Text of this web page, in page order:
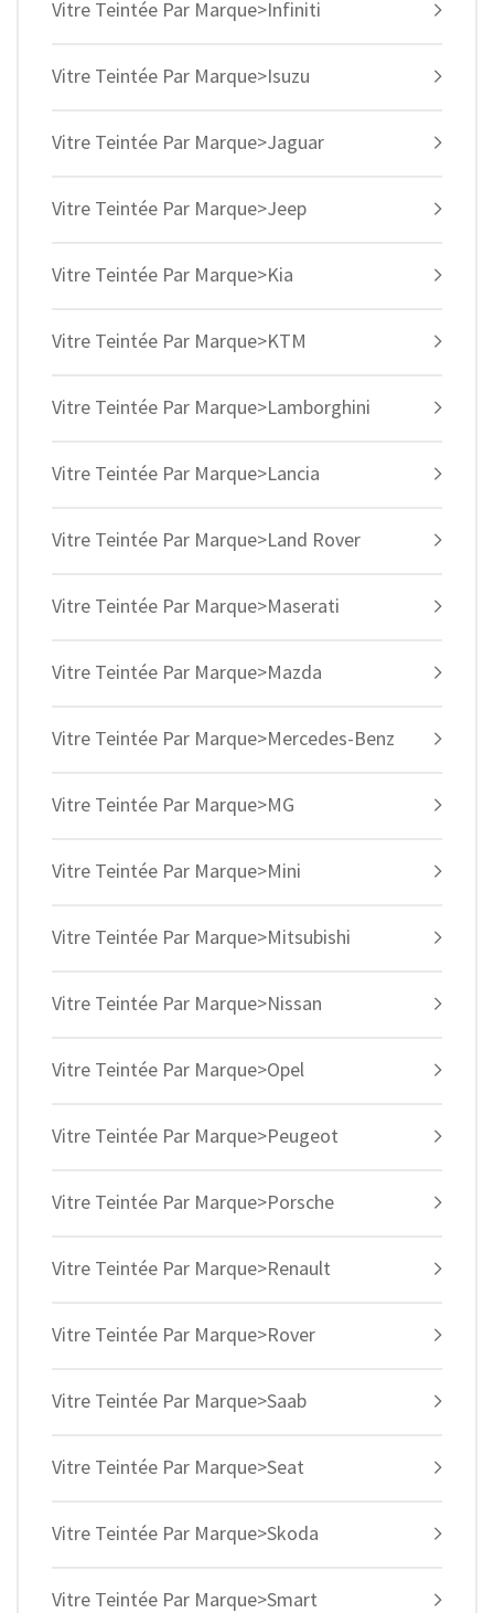
Vitre Teintée Par Marque>Infiniti
Vitre Teintée Par Marque>Isuzu
Vitre Teintée Par Marque>Jaguar
Vitre Teintée Par Marque>Jeep
Vitre Teintée Par Marque>Kia
Vitre Teintée Par Marque>KTM
Vitre Teintée Par Marque>Lamborghini
Vitre Teintée Par Marque>Lancia
Vitre Teintée Par Marque>Land Rover
Vitre Teintée Par Marque>Maserati
Vitre Teintée Par Marque>Mazda
Vitre Teintée Par Marque>Mercedes-Benz
Vitre Teintée Par Marque>MG
Vitre Teintée Par Marque>Mini
Vitre Teintée Par Marque>Mitsubishi
Vitre Teintée Par Marque>Nissan
Vitre Teintée Par Marque>Opel
Vitre Teintée Par Marque>Peugeot
Vitre Teintée Par Marque>Porsche
Vitre Teintée Par Marque>Renault
Vitre Teintée Par Marque>Rover
Vitre Teintée Par Marque>Saab
Vitre Teintée Par Marque>Seat
Vitre Teintée Par Marque>Skoda
Vitre Teintée Par Marque>Smart